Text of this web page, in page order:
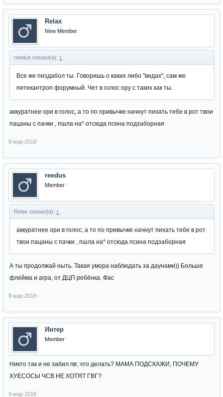
Relax
New Member
reedus сказал(а): ↑
Все же пиздабол ты. Говоришь о каких либо "видах", сам же
питекантроп форумный. Чет в голос ору с таких как ты.
аккуратнее ори в голос, а то по привычке начнут пихать тебе в рот твои
пацаны с пачки , пшла на* отсюда псина подзаборная
9 мар 2018
reedus
Member
Relax сказал(а): ↑
аккуратнее ори в голос, а то по привычке начнут пихать тебе в рот
твои пацаны с пачки , пшла на* отсюда псина подзаборная
А ты продолжай ныть. Такая умора наблюдать за даунами)) Больше
флейма и агра, от ДЦП ребёнка. Фас
9 мар 2018
Интер
Member
Никто так и не забил гвг, что делать? МАМА ПОДСКАЖИ, ПОЧЕМУ
ХУЕСОСЫ ЧСВ НЕ ХОТЯТ ГВГ?
9 мар 2018